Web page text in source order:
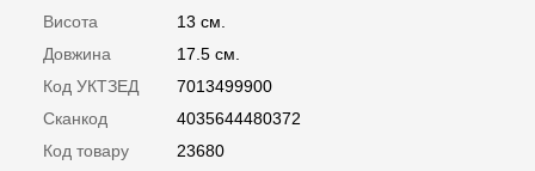
Висота
13 см.
Довжина
17.5 см.
Код УКТЗЕД
7013499900
Сканкод
4035644480372
Код товару
23680